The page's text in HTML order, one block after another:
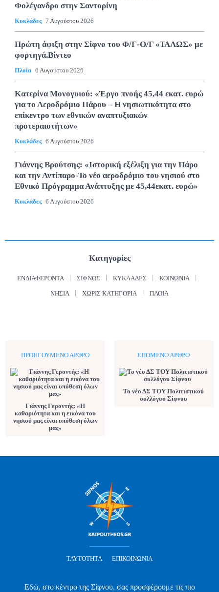
Φολέγανδρο στην Σαντορίνη
Κυκλάδες 7 Αυγούστου 2026
Πρώτη άφιξη στην Σίφνο του Φ/Γ-Ο/Γ «ΤΑΛΩΣ» με
φορτηγά.Βίντεο
Πλοία 6 Αυγούστου 2026
Κατερίνα Μονογυιού: «Έργο πνοής 45,44 εκατ. ευρώ
για το Αεροδρόμιο Πάρου – Η νησιωτικότητα στο
επίκεντρο των εθνικών αναπτυξιακών
προτεραιοτήτων»
Κυκλάδες 6 Αυγούστου 2026
Γιάννης Βρούτσης: «Ιστορική εξέλιξη για την Πάρο
και την Αντίπαρο-Το νέο αεροδρόμιο του νησιού στο
Εθνικό Πρόγραμμα Ανάπτυξης με 45,44εκατ. ευρώ»
Κυκλάδες 6 Αυγούστου 2026
Κατηγορίες
ΕΝΔΙΑΦΈΡΟΝΤΑ ΣΊΦΝΟΣ ΚΥΚΛΆΔΕΣ ΚΟΙΝΩΝΊΑ
ΝΗΣΙΆ ΧΩΡΊΣ ΚΑΤΗΓΟΡΊΑ ΠΛΟΊΑ
ΠΡΟΗΓΟΎΜΕΝΟ ΆΡΘΡΟ
Γιάννης Γεροντής: «Η
καθαριότητα και η εικόνα του
νησιού μας είναι υπόθεση όλων
μας»
ΕΠΌΜΕΝΟ ΆΡΘΡΟ
Το νέο ΔΣ ΤΟΥ Πολιτιστικού
συλλόγου Σίφνου
ΤΑΥΤΌΤΗΤΑ ΕΠΙΚΟΙΝΩΝΊΑ
Εδώ, στο κέντρο της Σίφνου, σας προσφέρουμε τις πιο